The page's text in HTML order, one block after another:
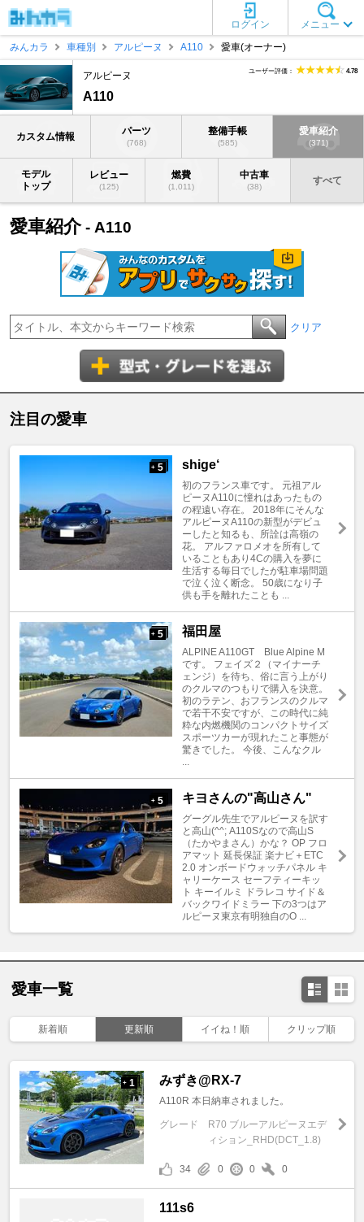
メニュー
ログイン
みんカラ
車種別 アルピーヌ A110 愛車(オーナー)
アルピーヌ
A110
ユーザー評価： 4.78
カスタム情報 パーツ
(768)
整備手帳
(585)
愛車紹介
(371)
モデル
トップ
レビュー
(125)
燃費
(1,011)
中古車
(38)
すべて
愛車紹介- A110
クリア
注目の愛車
+ 5 shige‘
初のフランス車です。 元祖アル
ピーヌA110に憧れはあったもの
の程遠い存在。 2018年にそんな
アルピーヌA110の新型がデビュ
ーしたと知るも、所詮は高嶺の
花。 アルファロメオを所有して
いることもあり4Cの購入を夢に
生活する毎日でしたが駐車場問題
で泣く泣く断念。 50歳になり子
供も手を離れたことも ...
+ 5 福田屋
ALPINE A110GT Blue Alpine M
です。 フェイズ２（マイナーチ
ェンジ）を待ち、俗に言う上がり
のクルマのつもりで購入を決意。
初のラテン、おフランスのクルマ
で若干不安ですが、この時代に純
粋な内燃機関のコンパクトサイズ
スポーツカーが現れたこと事態が
驚きでした。 今後、こんなクル
...
+ 5 キヨさんの"高山さん"
グーグル先生でアルピーヌを訳す
と高山(^^; A110Sなので高山S
（たかやまさん）かな？ OP フロ
アマット 延長保証 楽ナビ＋ETC
2.0 オンボードウォッチパネル キ
ャリーケース セーフティーキッ
ト キーイルミ ドラレコ サイド＆
バックワイドミラー 下の3つはア
ルピーヌ東京有明独自のO ...
愛車一覧
新着順 更新順 イイね！順 クリップ順
+ 1 みずき@RX-7
A110R 本日納車されました。
グレード
R70 ブルーアルピーヌエデ
ィション_RHD(DCT_1.8)
34 0 0 0
111s6